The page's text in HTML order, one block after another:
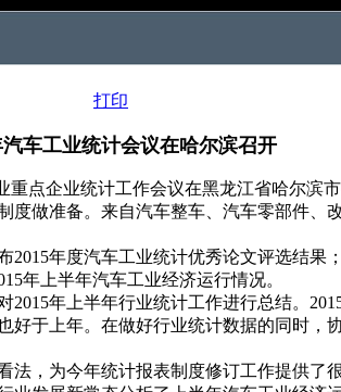
打印
汽车工业统计会议在哈尔滨召开
点企业统计工作会议在黑龙江省哈尔滨
做准备。来自汽车整车、汽车零部件、
年度汽车工业统计优秀论文评选结果
年上半年汽车工业经济运行情况。
年上半年行业统计工作进行总结。
于上年。在做好行业统计数据的同时，
，为今年统计报表制度修订工作提供了很